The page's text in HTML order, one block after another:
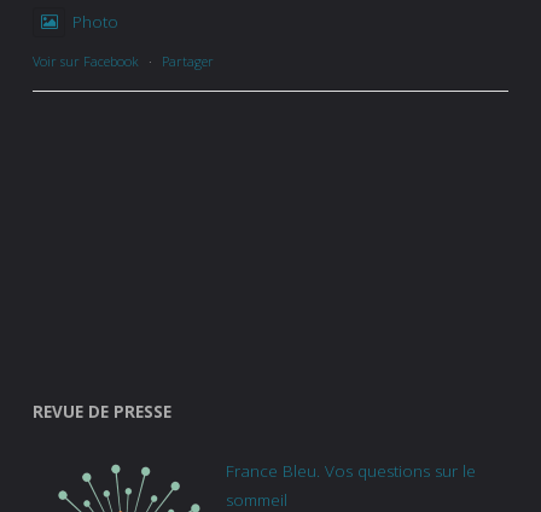
Photo
Voir sur Facebook · Partager
REVUE DE PRESSE
France Bleu. Vos questions sur le
sommeil